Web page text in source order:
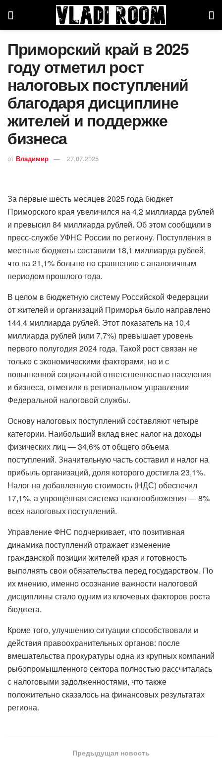
Приморский край в 2025
году отметил рост
налоговых поступлений
благодаря дисциплине
жителей и поддержке
бизнеса
от Владимир 27.07.2025
За первые шесть месяцев 2025 года бюджет
Приморского края увеличился на 4,2 миллиарда рублей
и превысил 84 миллиарда рублей. Об этом сообщили в
пресс-службе УФНС России по региону. Поступления в
местные бюджеты составили 18,1 миллиарда рублей,
что на 21,1% больше по сравнению с аналогичным
периодом прошлого года.
В целом в бюджетную систему Российской Федерации
от жителей и организаций Приморья было направлено
144,4 миллиарда рублей. Этот показатель на 10,4
миллиарда рублей (или 7,7%) превышает уровень
первого полугодия 2024 года. Такой рост связан не
только с экономическими факторами, но и с
повышенной социальной ответственностью населения
и бизнеса, отметили в региональном управлении
Федеральной налоговой службы.
Основу налоговых поступлений составляют четыре
категории. Наибольший вклад внес налог на доходы
физических лиц — 34,6% от общего объема
поступлений. Значительную часть составил и налог на
прибыль организаций, доля которого достигла 23,1%.
Налог на добавленную стоимость (НДС) обеспечил
17,1%, а упрощённая система налогообложения — 8%
всех налоговых поступлений.
Управление ФНС подчеркивает, что позитивная
динамика поступлений отражает изменение
гражданской позиции жителей края и готовность
выполнять свои обязательства перед государством. По
их мнению, именно осознание важности налоговой
дисциплины стало одним из ключевых факторов роста
бюджета.
Кроме того, улучшению ситуации способствовали и
действия правоохранительных органов: после
вмешательства прокуратуры одна из крупных компаний
рыбопромышленного сектора полностью рассчиталась
с налоговыми задолженностями, что также
положительно сказалось на финансовых результатах
региона.
Предыдущая новость